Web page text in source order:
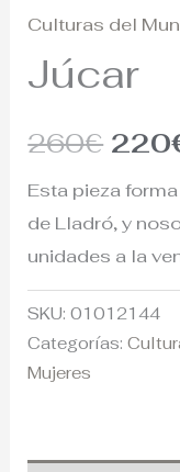
Culturas del
Júcar
260€ 220
Esta pieza
de Lladró, y
unidades a la
SKU:01012144
Categorías:
Mujeres